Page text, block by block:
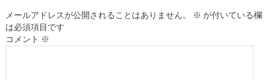
メールアドレスが公開されることはありません。 ※ が付いている欄
は必須項目です
コメント ※